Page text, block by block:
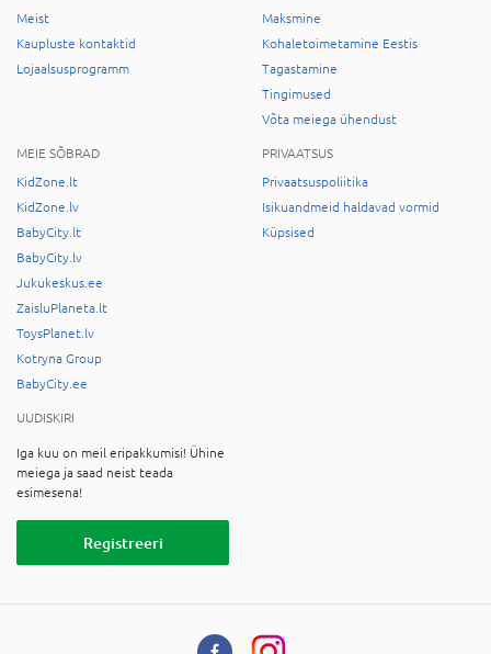
Meist
Kaupluste kontaktid
Lojaalsusprogramm
Maksmine
Kohaletoimetamine Eestis
Tagastamine
Tingimused
Võta meiega ühendust
MEIE SÕBRAD
KidZone.lt
KidZone.lv
BabyCity.lt
BabyCity.lv
Jukukeskus.ee
ZaisluPlaneta.lt
ToysPlanet.lv
Kotryna Group
BabyCity.ee
PRIVAATSUS
Privaatsuspoliitika
Isikuandmeid haldavad vormid
Küpsised
UUDISKIRI
Iga kuu on meil eripakkumisi! Ühine
meiega ja saad neist teada
esimesena!
Registreeri